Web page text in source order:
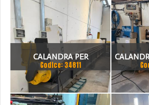
CALANDRA PER
LATTONERIA
Codice: 34811